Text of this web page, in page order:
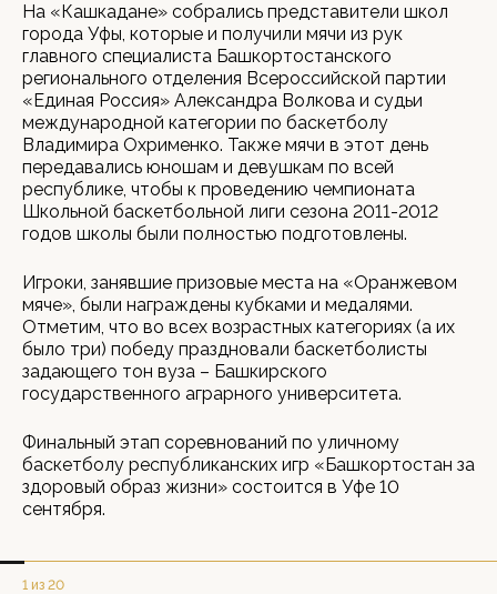
На «Кашкадане» собрались представители школ
города Уфы, которые и получили мячи из рук
главного специалиста Башкортостанского
регионального отделения Всероссийской партии
«Единая Россия» Александра Волкова и судьи
международной категории по баскетболу
Владимира Охрименко. Также мячи в этот день
передавались юношам и девушкам по всей
республике, чтобы к проведению чемпионата
Школьной баскетбольной лиги сезона 2011-2012
годов школы были полностью подготовлены.
Игроки, занявшие призовые места на «Оранжевом
мяче», были награждены кубками и медалями.
Отметим, что во всех возрастных категориях (а их
было три) победу праздновали баскетболисты
задающего тон вуза – Башкирского
государственного аграрного университета.
Финальный этап соревнований по уличному
баскетболу республиканских игр «Башкортостан за
здоровый образ жизни» состоится в Уфе 10
сентября.
1 из 20